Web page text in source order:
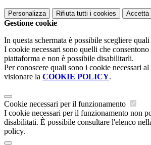
Personalizza Rifiuta tutti i cookies Accetta
Gestione cookie
In questa schermata è possibile scegliere
I cookie necessari sono quelli che
piattaforma e non è possibile disabilitarli.
Per conoscere quali sono i cookie necessari
visionare la COOKIE POLICY.
Cookie necessari per il funzionamento
I cookie necessari per il funzionamento non
disabilitati. È possibile consultare l'elenco
policy.